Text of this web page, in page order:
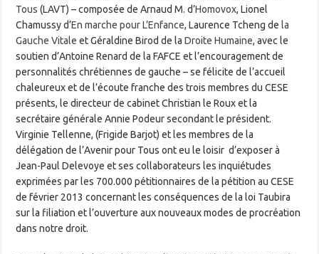
Tous (LAVT) – composée de Arnaud M. d’Homovox, Lionel
Chamussy d’En marche pour L’Enfance, Laurence Tcheng de la
Gauche Vitale et Géraldine Birod de laDroite Humaine, avec le
soutien d’Antoine Renard de la FAFCE et l’encouragement de
personnalités chrétiennes de gauche – se félicite de l’accueil
chaleureux et de l’écoute franche des trois membres du CESE
présents, le directeur de cabinet Christian le Roux et la
secrétaire générale Annie Podeur secondant le président.
Virginie Tellenne, (Frigide Barjot) et les membres de la
délégation de l’Avenir pour Tous ont eu le loisir d’exposer à
Jean-Paul Delevoye et ses collaborateurs les inquiétudes
exprimées par les 700.000 pétitionnaires de la pétition au CESE
de février 2013 concernant les conséquences de la loi Taubira
sur la filiation et l’ouverture aux nouveaux modes de procréation
dans notre droit.